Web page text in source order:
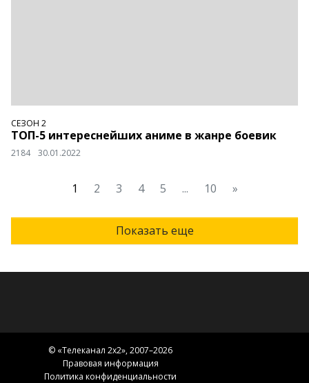
СЕЗОН 2
ТОП-5 интереснейших аниме в жанре боевик
2184 30.01.2022
1 2 3 4 5 ... 10 »
Показать еще
© «Телеканал 2x2», 2007–2026
Правовая информация
Политика конфиденциальности